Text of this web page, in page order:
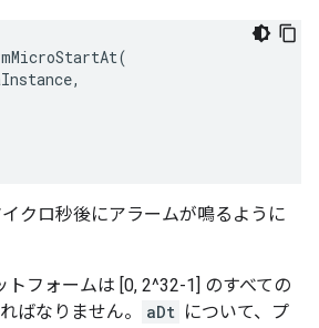
(
,
クロ秒後にアラームが鳴るように
トフォームは [0, 2^32-1] のすべての
ばなりません。
aDt について、プ